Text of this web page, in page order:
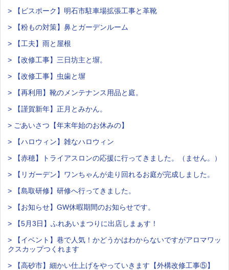
> 【ビスポーク】明石市駐車場拡張工事と革靴
> 【粉もの対策】鼻とガーデンルーム
> 【工夫】雨と屋根
> 【改修工事】三日坊主と塀。
> 【改修工事】虫歯と塀
> 【再利用】靴のメンテナンス用品と庭。
> 【謹賀新年】正月とみかん。
> ごあいさつ【年末年始のお休みの】
> 【ハロウィン】雑なハロウィン
> 【赤穂】トライアスロンの応援に行ってきました。（ません。）
> 【リガーデン】ワンちゃんが走り回れるお庭が完成しました。
> 【島取研修】研修へ行ってきました。
> 【お知らせ】GW休暇期間のお知らせです。
> 【5月3日】ふれあいまつりに出店しまぁす！
> 【イベント】巷で人気！かどうかはわからないですがアロマワッ
クスカップつくれます
> 【高砂市】細かい仕上げをやっていきます【外構改修工事⑤】